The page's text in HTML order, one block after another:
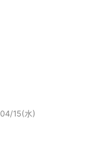
15(水)